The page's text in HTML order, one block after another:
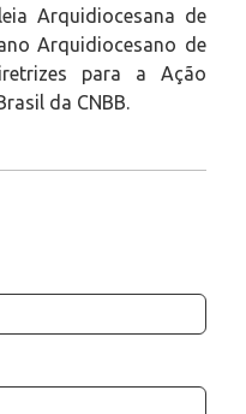
Arquidiocesana de
Arquidiocesano de
para a Ação
da CNBB.